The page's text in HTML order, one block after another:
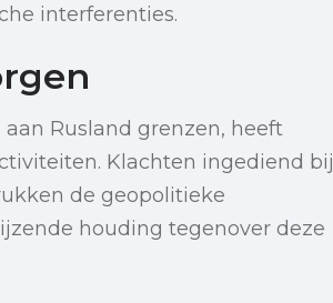
interferenties.
Rusland grenzen, heeft
Klachten ingediend bij
de geopolitieke
houding tegenover deze